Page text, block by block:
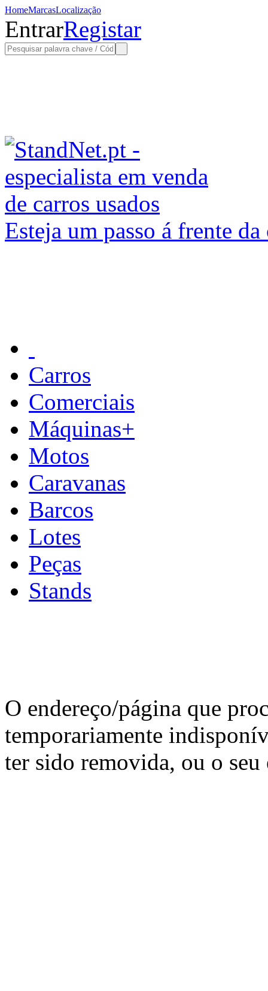
HomeMarcasLocalização
EntrarRegistar
Esteja um passo á frente
Carros
Comerciais
Máquinas+
Motos
Caravanas
Barcos
Lotes
Peças
Stands
O endereço/página que
temporariamente
ter sido removida, ou o